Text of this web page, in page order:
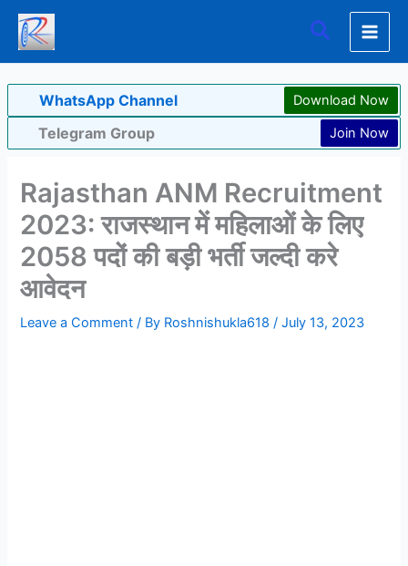
Skip
content
Search
WhatsApp Channel Download Now
Telegram Group Join Now
Rajasthan ANM Recruitment
2023: राजस्थान में महिलाओं के लिए
2058 पदों की बड़ी भर्ती जल्दी करे
आवेदन
Leave a Comment / By Roshnishukla618/July 13, 2023